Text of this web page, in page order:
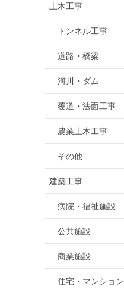
土木工事
トンネル工事
道路・橋梁
河川・ダム
覆道・法面工事
農業土木工事
その他
建築工事
病院・福祉施設
公共施設
商業施設
住宅・マンション